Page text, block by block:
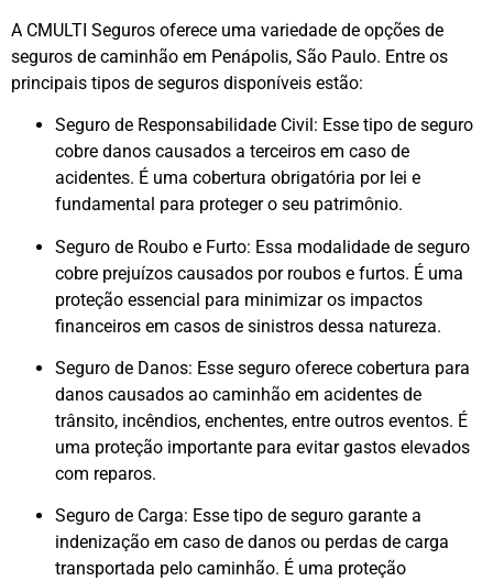
A CMULTI Seguros oferece uma variedade de opções de
seguros de caminhão em Penápolis, São Paulo. Entre os
principais tipos de seguros disponíveis estão:
Seguro de Responsabilidade Civil: Esse tipo de seguro
cobre danos causados a terceiros em caso de
acidentes. É uma cobertura obrigatória por lei e
fundamental para proteger o seu patrimônio.
Seguro de Roubo e Furto: Essa modalidade de seguro
cobre prejuízos causados por roubos e furtos. É uma
proteção essencial para minimizar os impactos
financeiros em casos de sinistros dessa natureza.
Seguro de Danos: Esse seguro oferece cobertura para
danos causados ao caminhão em acidentes de
trânsito, incêndios, enchentes, entre outros eventos. É
uma proteção importante para evitar gastos elevados
com reparos.
Seguro de Carga: Esse tipo de seguro garante a
indenização em caso de danos ou perdas de carga
transportada pelo caminhão. É uma proteção